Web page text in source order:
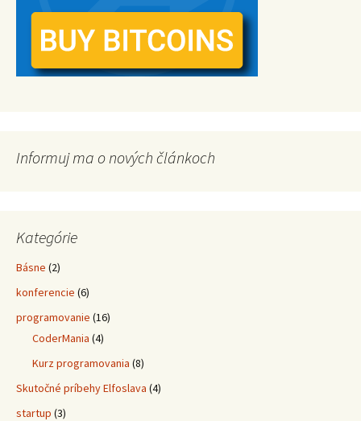
Informuj ma o nových článkoch
Kategórie
Básne (2)
konferencie (6)
programovanie (16)
CoderMania (4)
Kurz programovania (8)
Skutočné príbehy Elfoslava (4)
startup (3)